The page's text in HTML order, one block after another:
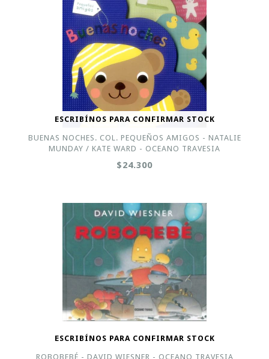
ESCRIBÍNOS PARA CONFIRMAR STOCK
BUENAS NOCHES. COL. PEQUEÑOS AMIGOS - NATALIE
MUNDAY / KATE WARD - OCEANO TRAVESIA
$24.300
ESCRIBÍNOS PARA CONFIRMAR STOCK
ROBOBEBÉ - DAVID WIESNER - OCEANO TRAVESIA